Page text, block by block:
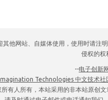
他网站、自媒体使用，使用时请
侵权的权
--电子创新
Technologies 中文技术社
有人所有，本站采用的非本站原